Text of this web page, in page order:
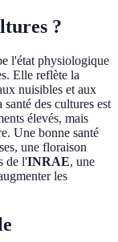
?
l'état physiologique
Elle reflète la
nuisibles et aux
des cultures est
élevés, mais
Une bonne santé
une floraison
de l'INRAE, une
les